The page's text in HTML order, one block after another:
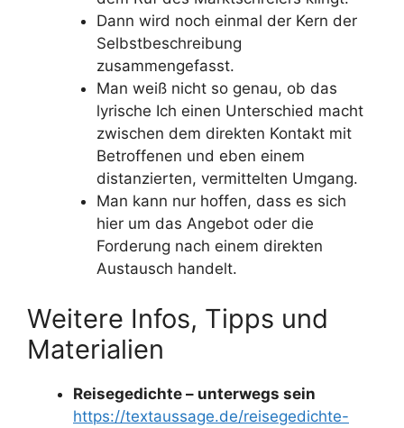
Dann wird noch einmal der Kern der
Selbstbeschreibung
zusammengefasst.
Man weiß nicht so genau, ob das
lyrische Ich einen Unterschied macht
zwischen dem direkten Kontakt mit
Betroffenen und eben einem
distanzierten, vermittelten Umgang.
Man kann nur hoffen, dass es sich
hier um das Angebot oder die
Forderung nach einem direkten
Austausch handelt.
Weitere Infos, Tipps und
Materialien
Reisegedichte – unterwegs sein
https://textaussage.de/reisegedichte-